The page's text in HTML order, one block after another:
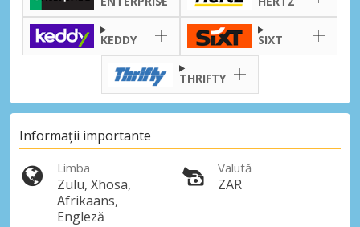
KEDDY SIXT
THRIFTY
Informații importante
Limba
Zulu, Xhosa,
Afrikaans,
Engleză
Valută
ZAR